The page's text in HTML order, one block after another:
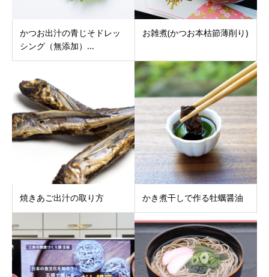
かつお出汁の青じそドレッ
シング（無添加）...
お雑煮(かつお本枯節薄削り)
焼きあご出汁の取り方 かき煮干しで作る牡蠣醤油